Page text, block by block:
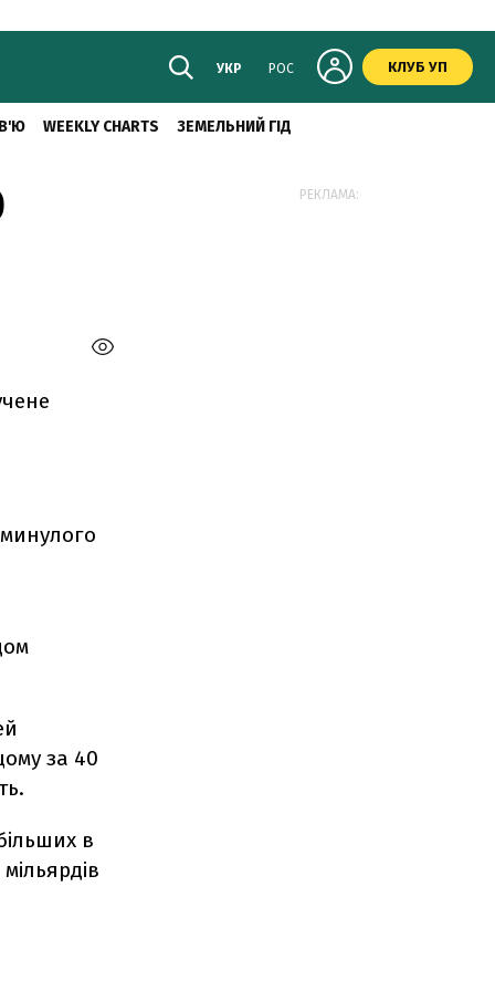
УКР РОС КЛУБ УП
WEEKLY CHARTS ЗЕМЕЛЬНИЙ ГІД
за 40
в
РЕКЛАМА: